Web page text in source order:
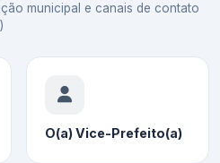
municipal e canais de contato
O(a) Vice-Prefeito(a)